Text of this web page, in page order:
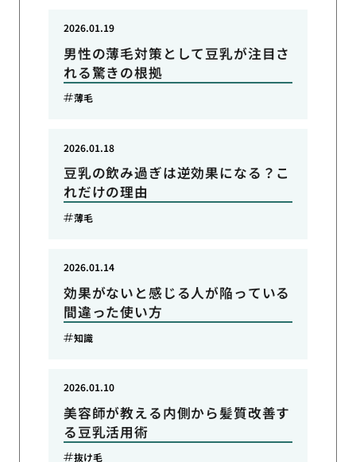
男性の薄毛対策として豆乳が注目さ
れる驚きの根拠
2026.01.19
薄毛
豆乳の飲み過ぎは逆効果になる？こ
れだけの理由
2026.01.18
薄毛
効果がないと感じる人が陥っている
間違った使い方
2026.01.14
知識
美容師が教える内側から髪質改善す
る豆乳活用術
2026.01.10
抜け毛